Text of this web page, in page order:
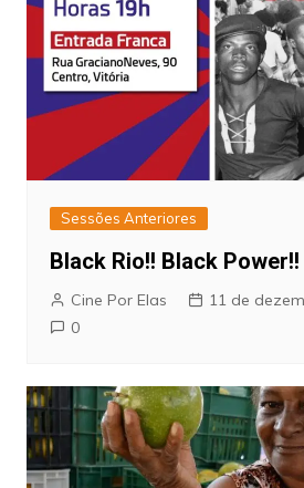
Sessões Anteriores
Black Rio!! Black Power!!
Cine Por Elas
11 de
0